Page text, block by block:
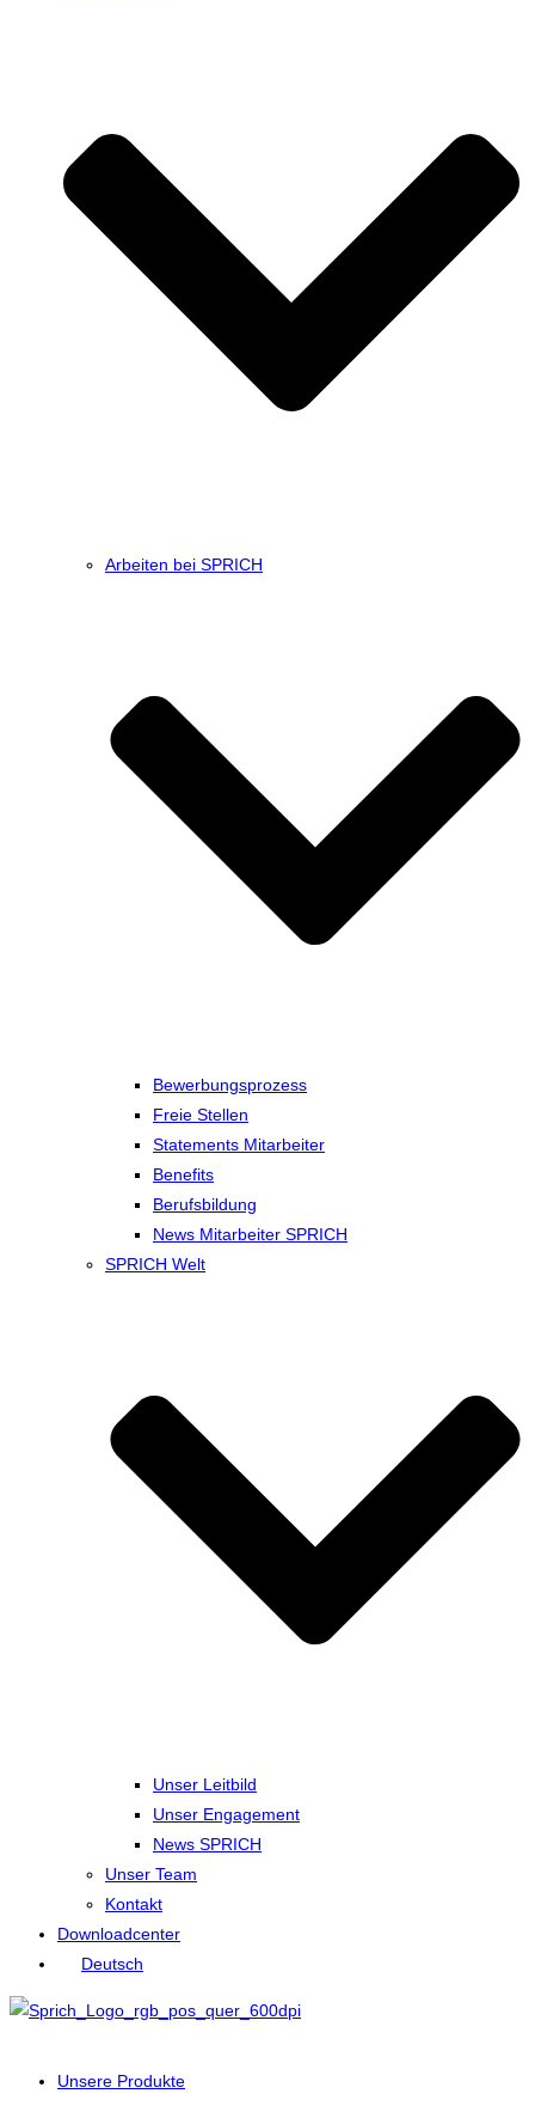
Arbeiten bei SPRICH
Bewerbungsprozess
Freie Stellen
Statements Mitarbeiter
Benefits
Berufsbildung
News Mitarbeiter SPRICH
SPRICH Welt
Unser Leitbild
Unser Engagement
News SPRICH
Unser Team
Kontakt
Downloadcenter
Deutsch
Unsere Produkte